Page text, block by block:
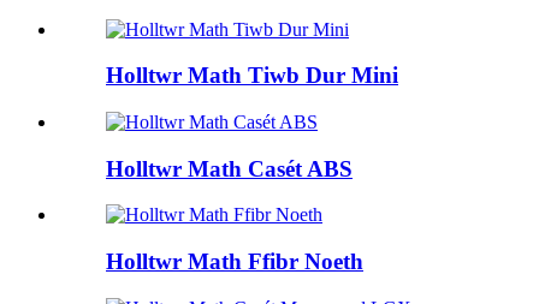
Holltwr Math Tiwb Dur Mini
Holltwr Math Casét ABS
Holltwr Math Ffibr Noeth